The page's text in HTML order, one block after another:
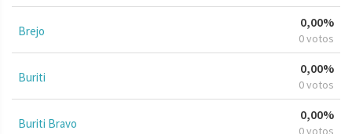
Brejo
0,00%
0 votos
Buriti
0,00%
0 votos
Buriti Bravo
0,00%
0 votos